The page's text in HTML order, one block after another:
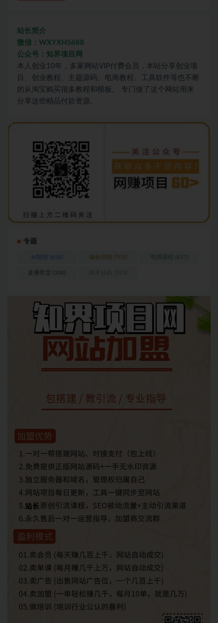
站长简介
微信：WXYXHS688
公众号：知界项目网
本人创业10年，多家网站VIP付费会员，本站分享创业项
目、创业教程、主题源码、电商教程、工具软件等也不断
的从淘宝购买很多教程和模板。 专门做了这个网站用来
分享这些精品付款资源。
专题
AI智能 (658) 爆粉营销 (705) 电商课程 (697)
直播带货 (300)